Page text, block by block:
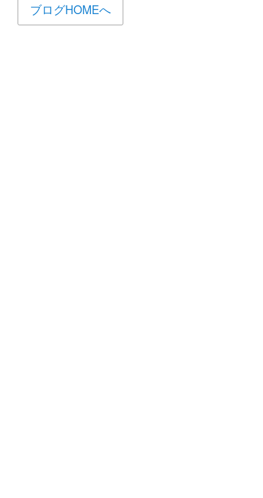
ブログHOMEへ